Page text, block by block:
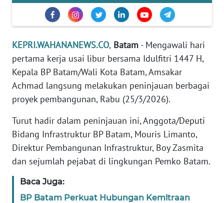
KEPRI.WAHANANEWS.CO, Batam - Mengawali hari
pertama kerja usai libur bersama Idulfitri 1447 H,
Kepala BP Batam/Wali Kota Batam, Amsakar
Achmad langsung melakukan peninjauan berbagai
proyek pembangunan, Rabu (25/3/2026).
Turut hadir dalam peninjauan ini, Anggota/Deputi
Bidang Infrastruktur BP Batam, Mouris Limanto,
Direktur Pembangunan Infrastruktur, Boy Zasmita
dan sejumlah pejabat di lingkungan Pemko Batam.
Baca Juga:
BP Batam Perkuat Hubungan Kemitraan
IKLAN
KAMI
PEDOMAN
MEDIA
REDAKSI
KARIR